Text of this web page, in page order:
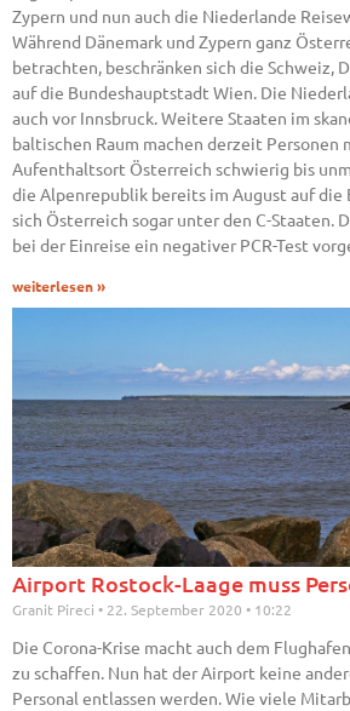
Zypern und nun auch die Niederlande
Während Dänemark und Zypern ganz
betrachten, beschränken sich die Schweiz,
auf die Bundeshauptstadt Wien. Die
auch vor Innsbruck. Weitere Staaten im
baltischen Raum machen derzeit Personen
Aufenthaltsort Österreich schwierig bis
die Alpenrepublik bereits im August auf die
sich Österreich sogar unter den C-Staaten.
bei der Einreise ein negativer PCR-Test
weiterlesen »
Airport Rostock-Laage muss
Granit Pireci 22. September 2020 10:22
Die Corona-Krise macht auch dem
zu schaffen. Nun hat der Airport keine
Personal entlassen werden. Wie viele